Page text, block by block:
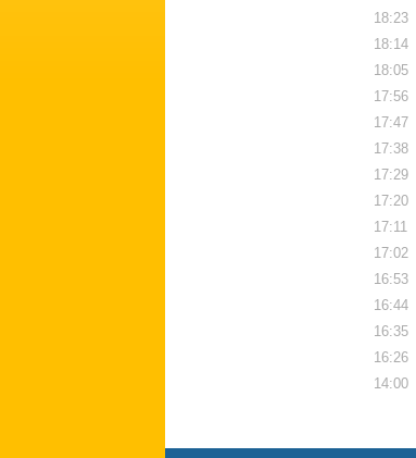
18:23
18:14
18:05
17:56
17:47
17:38
17:29
17:20
17:11
17:02
16:53
16:44
16:35
16:26
14:00